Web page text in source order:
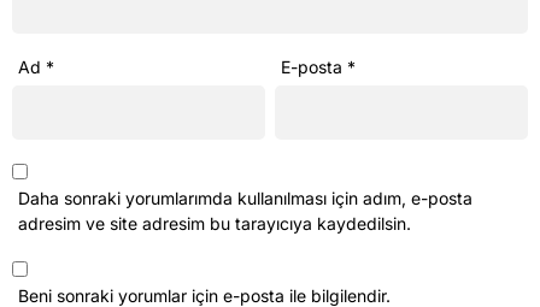
Ad * E-posta *
Daha sonraki yorumlarımda kullanılması için adım, e-posta
adresim ve site adresim bu tarayıcıya kaydedilsin.
Beni sonraki yorumlar için e-posta ile bilgilendir.